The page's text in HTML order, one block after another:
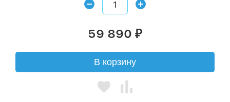
59 890 ₽
В корзину